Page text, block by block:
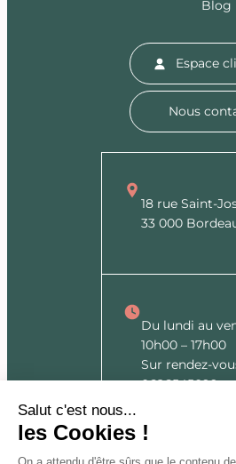
Blog
Espace
Nous
18 rue Saint-
33 000
Du lundi au
10h00 – 17h00
Sur rendez-
0626545099